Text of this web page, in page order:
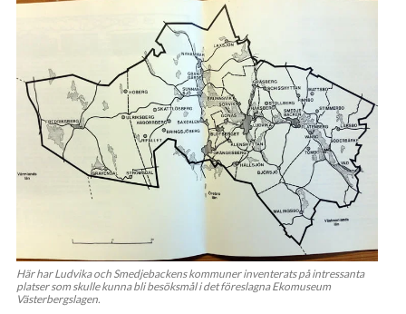
Här har Ludvika och Smedjebackens kommuner inventerats på intressanta
platser som skulle kunna bli besöksmål i det föreslagna Ekomuseum
Västerbergslagen.